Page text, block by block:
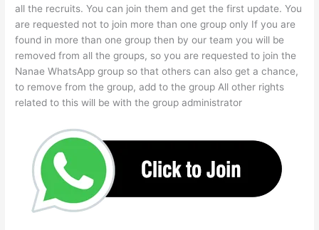
all the recruits. You can join them and get the first update. You
are requested not to join more than one group only If you are
found in more than one group then by our team you will be
removed from all the groups, so you are requested to join the
Nanae WhatsApp group so that others can also get a chance,
to remove from the group, add to the group All other rights
related to this will be with the group administrator